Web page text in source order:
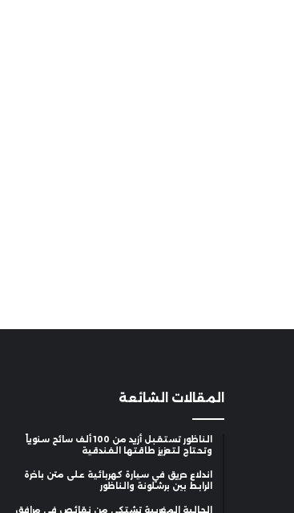
المقالات الشائعة
الناظور تستقبل أزيد من 100 ألف سائح سنوياً
وتحتاج لتعزيز طاقتها الفندقية
اندلاع حريق في سيارة كهربائية على متن باخرة
الرابط بين برشلونة والناظور
الجالية المغربية تشتكي من نقائص في مرافق